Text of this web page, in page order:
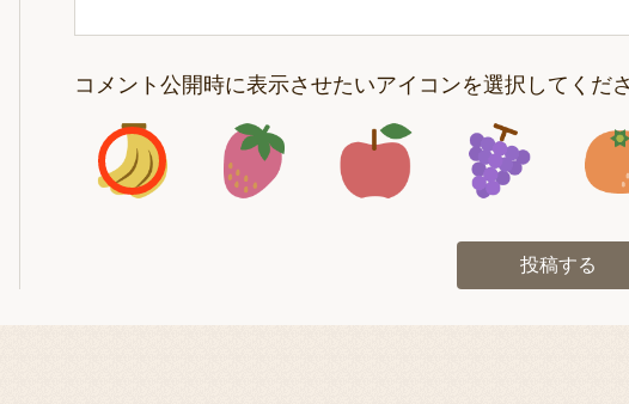
コメント公開時に表示させたいアイコンを選択してくだ
アイコン1 アイコン2 アイコン3 アイコ
投稿する